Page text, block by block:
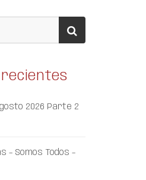
recientes
2026 Parte 2
– Somos Todos –